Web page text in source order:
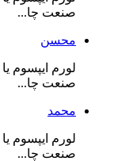
صنعت چا...
محسن
لورم ایپسوم
صنعت چا...
محمد
لورم ایپسوم
صنعت چا...